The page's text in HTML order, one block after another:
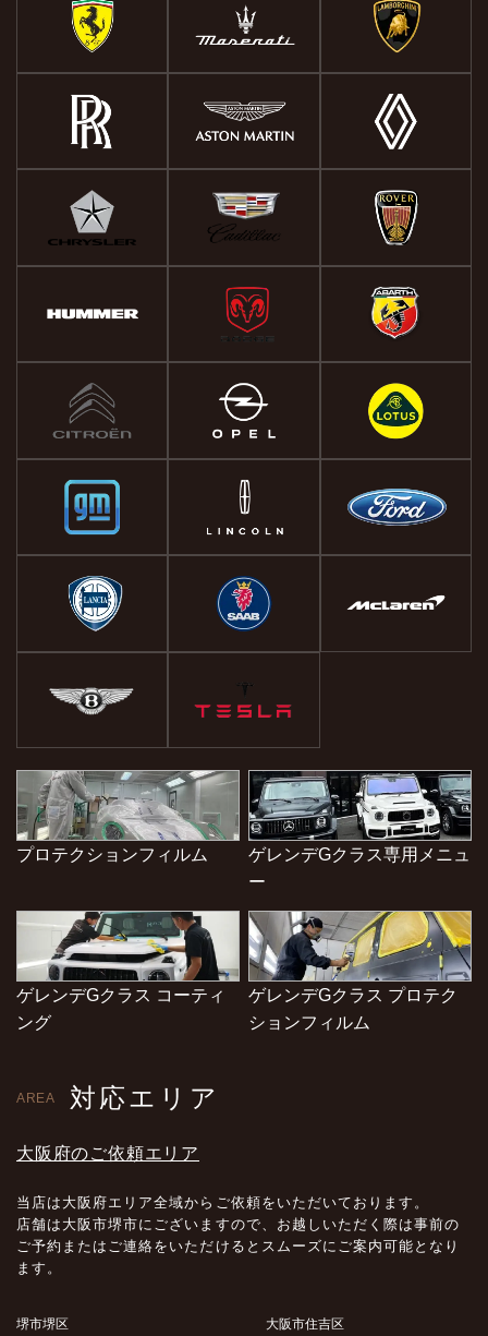
プロテクションフィルム
ゲレンデGクラス専用メニュ
ー
ゲレンデGクラス コーティ
ング
ゲレンデGクラス プロテク
ションフィルム
AREA 対応エリア
大阪府のご依頼エリア
当店は大阪府エリア全域からご依頼をいただいております。
店舗は大阪市堺市にございますので、お越しいただく際は事前の
ご予約またはご連絡をいただけるとスムーズにご案内可能となり
ます。
堺市堺区
大阪市住吉区